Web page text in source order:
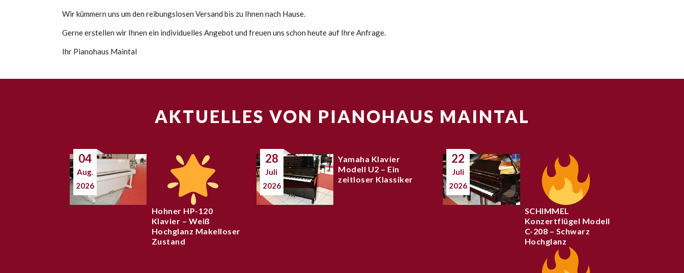
Wir kümmern uns um den reibungslosen Versand bis zu Ihnen nach Hause.
Gerne erstellen wir Ihnen ein individuelles Angebot und freuen uns schon heute auf Ihre Anfrage.
Ihr Pianohaus Maintal
AKTUELLES VON PIANOHAUS MAINTAL
04
Aug.
2026
Hohner HP-120
Klavier – Weiß
Hochglanz Makelloser
Zustand
28
Juli
2026
Yamaha Klavier
Modell U2 – Ein
zeitloser Klassiker
22
Juli
2026
SCHIMMEL
Konzertflügel Modell
C-208 – Schwarz
Hochglanz